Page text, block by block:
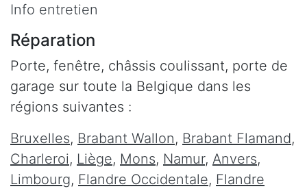
Info entretien
Réparation
Porte, fenêtre, châssis coulissant, porte de
garage sur toute la Belgique dans les
régions suivantes :
Bruxelles, Brabant Wallon, Brabant Flamand,
Charleroi, Liège, Mons, Namur, Anvers,
Limbourg, Flandre Occidentale, Flandre